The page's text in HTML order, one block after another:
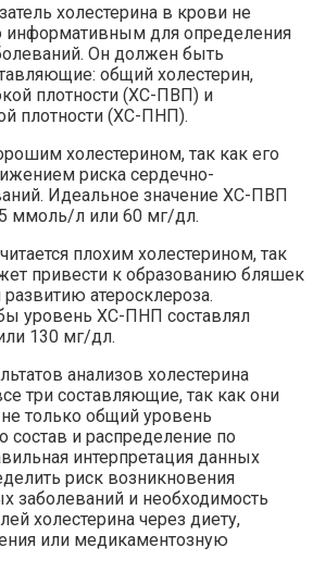
холестерина в крови не
информативным для определения
Он должен быть
общий холестерин,
плотности (ХС-ПВП) и
плотности (ХС-ПНП).
холестерином, так как его
риска сердечно-
Идеальное значение ХС-ПВП
ммоль/л или 60 мг/дл.
плохим холестерином, так
привести к образованию бляшек
развитию атеросклероза.
уровень ХС-ПНП составлял
130 мг/дл.
анализов холестерина
три составляющие, так как они
только общий уровень
состав и распределение по
интерпретация данных
риск возникновения
заболеваний и необходимость
холестерина через диету,
или медикаментозную